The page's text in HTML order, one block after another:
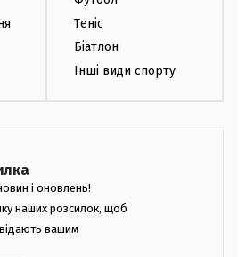
Теніс
Біатлон
Інші види спорту
і оновлень!
наших розсилок, щоб
вашим